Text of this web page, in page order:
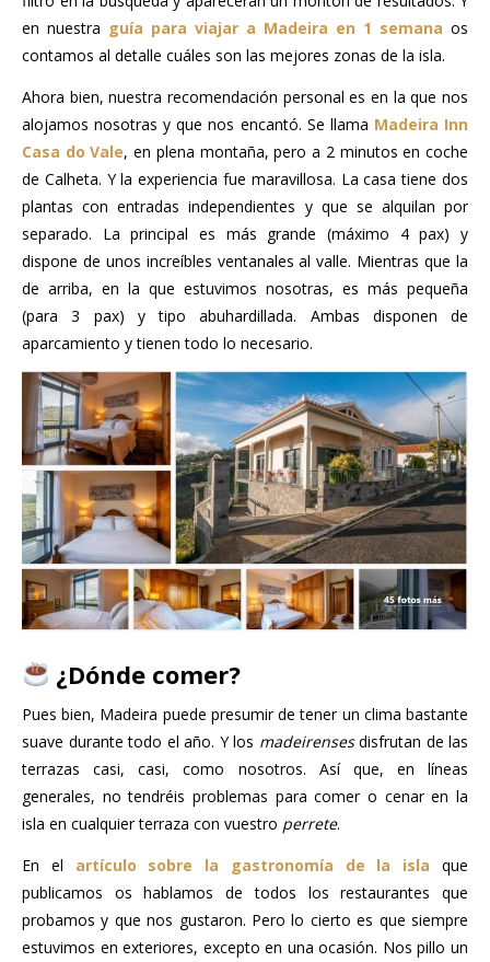
en nuestra guía para viajar a Madeira en 1 semana os
contamos al detalle cuáles son las mejores zonas de la isla.
Ahora bien, nuestra recomendación personal es en la que nos
alojamos nosotras y que nos encantó. Se llama Madeira Inn
Casa do Vale, en plena montaña, pero a 2 minutos en coche
de Calheta. Y la experiencia fue maravillosa. La casa tiene dos
plantas con entradas independientes y que se alquilan por
separado. La principal es más grande (máximo 4 pax) y
dispone de unos increíbles ventanales al valle. Mientras que la
de arriba, en la que estuvimos nosotras, es más pequeña
(para 3 pax) y tipo abuhardillada. Ambas disponen de
aparcamiento y tienen todo lo necesario.
¿Dónde comer?
Pues bien, Madeira puede presumir de tener un clima bastante
suave durante todo el año. Y los madeirensesdisfrutan de las
terrazas casi, casi, como nosotros. Así que, en líneas
generales, no tendréis problemas para comer o cenar en la
isla en cualquier terraza con vuestro perrete.
En el artículo sobre la gastronomía de la isla que
publicamos os hablamos de todos los restaurantes que
probamos y que nos gustaron. Pero lo cierto es que siempre
estuvimos en exteriores, excepto en una ocasión. Nos pillo un